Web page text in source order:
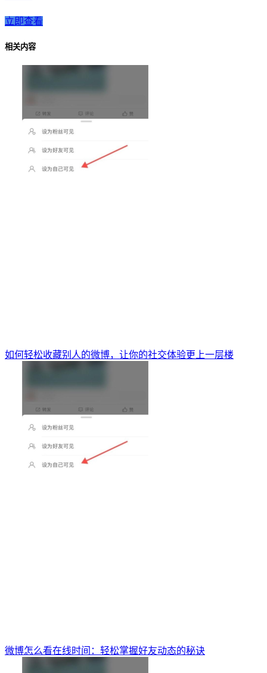
立即查看
相关内容
如何轻松收藏别人的微博，让你的社交体验更上一层楼
微博怎么看在线时间：轻松掌握好友动态的秘诀